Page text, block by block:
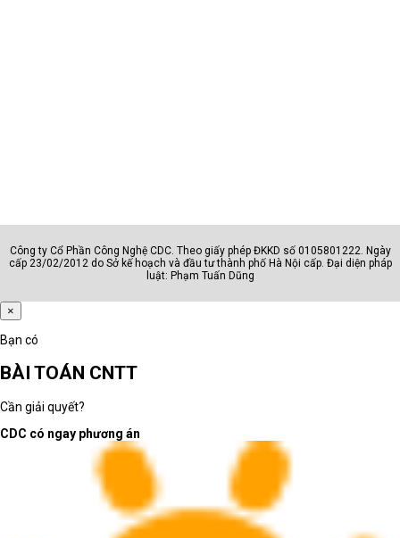
Công ty Cổ Phần Công Nghệ CDC. Theo giấy phép ĐKKD số 0105801222. Ngày
cấp 23/02/2012 do Sở kế hoạch và đầu tư thành phố Hà Nội cấp. Đại diện pháp
luật: Phạm Tuấn Dũng
×
Bạn có
BÀI TOÁN CNTT
Cần giải quyết?
CDC có ngay phương án